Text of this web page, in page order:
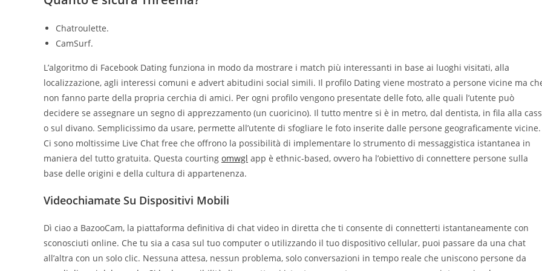
Chatroulette.
CamSurf.
L’algoritmo di Facebook Dating funziona in modo da mostrare i match più interessanti in base ai luoghi visitati, alla
localizzazione, agli interessi comuni e advert abitudini social simili. Il profilo Dating viene mostrato a persone vicine ma
non fanno parte della propria cerchia di amici. Per ogni profilo vengono presentate delle foto, alle quali l’utente può
decidere se assegnare un segno di apprezzamento (un cuoricino). Il tutto mentre si è in metro, dal dentista, in fila alla
o sul divano. Semplicissimo da usare, permette all’utente di sfogliare le foto inserite dalle persone geograficamente vicine.
Ci sono moltissime Live Chat free che offrono la possibilità di implementare lo strumento di messaggistica istantanea in
maniera del tutto gratuita. Questa courting omwgl app è ethnic-based, ovvero ha l’obiettivo di connettere persone sulla
base delle origini e della cultura di appartenenza.
Videochiamate Su Dispositivi Mobili
Dì ciao a BazooCam, la piattaforma definitiva di chat video in diretta che ti consente di connetterti istantaneamente con
sconosciuti online. Che tu sia a casa sul tuo computer o utilizzando il tuo dispositivo cellular, puoi passare da una chat
all’altra con un solo clic. Nessuna attesa, nessun problema, solo conversazioni in tempo reale che uniscono persone da